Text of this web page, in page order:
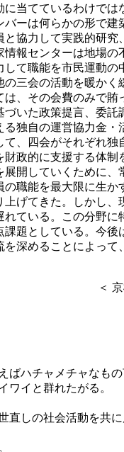
当てているわけでは
ーは何らかの形で建
協力して実践的研
報センターは地場の
て職能を市民運動の
三会の活動を暖かく
、その会費のみで賄
いた政策提言、委
独自の運営協力金・
、四会がそれぞれ独
政的に支援する体制
開していくために、
職能を最大限に生か
げてきた。しかし、
ている。この分野に
題としている。今
深めることによって
＜
ばハチャメチャなもの
ワイと群れたがる。
直しの社会活動を共に